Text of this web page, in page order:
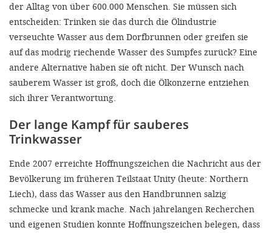
der Alltag von über 600.000 Menschen. Sie müssen sich
entscheiden: Trinken sie das durch die Ölindustrie
verseuchte Wasser aus dem Dorfbrunnen oder greifen sie
auf das modrig riechende Wasser des Sumpfes zurück? Eine
andere Alternative haben sie oft nicht. Der Wunsch nach
sauberem Wasser ist groß, doch die Ölkonzerne entziehen
sich ihrer Verantwortung.
Der lange Kampf für sauberes
Trinkwasser
Ende 2007 erreichte Hoffnungszeichen die Nachricht aus der
Bevölkerung im früheren Teilstaat Unity (heute: Northern
Liech), dass das Wasser aus den Handbrunnen salzig
schmecke und krank mache. Nach jahrelangen Recherchen
und eigenen Studien konnte Hoffnungszeichen belegen, dass
ALLEN